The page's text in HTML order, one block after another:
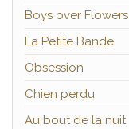
Boys over Flowers
La Petite Bande
Obsession
Chien perdu
Au bout de la nuit